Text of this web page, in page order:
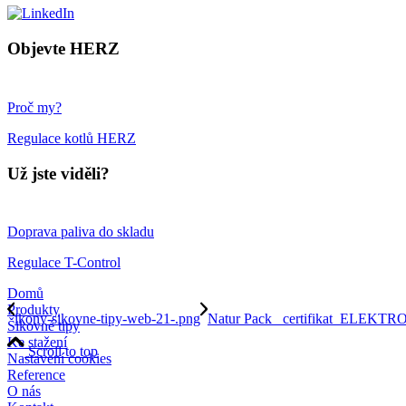
Objevte HERZ
Proč my?
Regulace kotlů HERZ
Už jste viděli?
Doprava paliva do skladu
Regulace T-Control
Domů
Produkty
Šikovné tipy
Ke stažení
Nastavení cookies
Reference
O nás
ikony-sikovne-tipy-web-21-.png Natur Pack
Scroll to top